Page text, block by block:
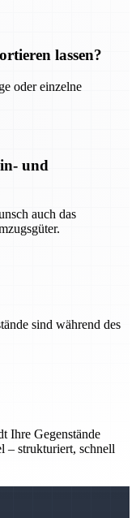
lassen?
oder einzelne
und
auch das
sind während des
Ihre Gegenstände
– strukturiert, schnell